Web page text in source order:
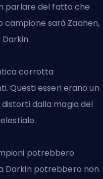
parlare del fatto che
sarà Zaahen,
corrotta
Questi esseri erano un
dalla magia del
potrebbero
Darkin potrebbero non